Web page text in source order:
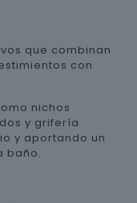
que combinan
con
nichos
y grifería
y aportando un
baño.